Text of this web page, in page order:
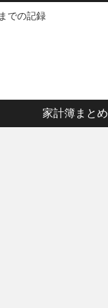
での記録
家計簿まとめ